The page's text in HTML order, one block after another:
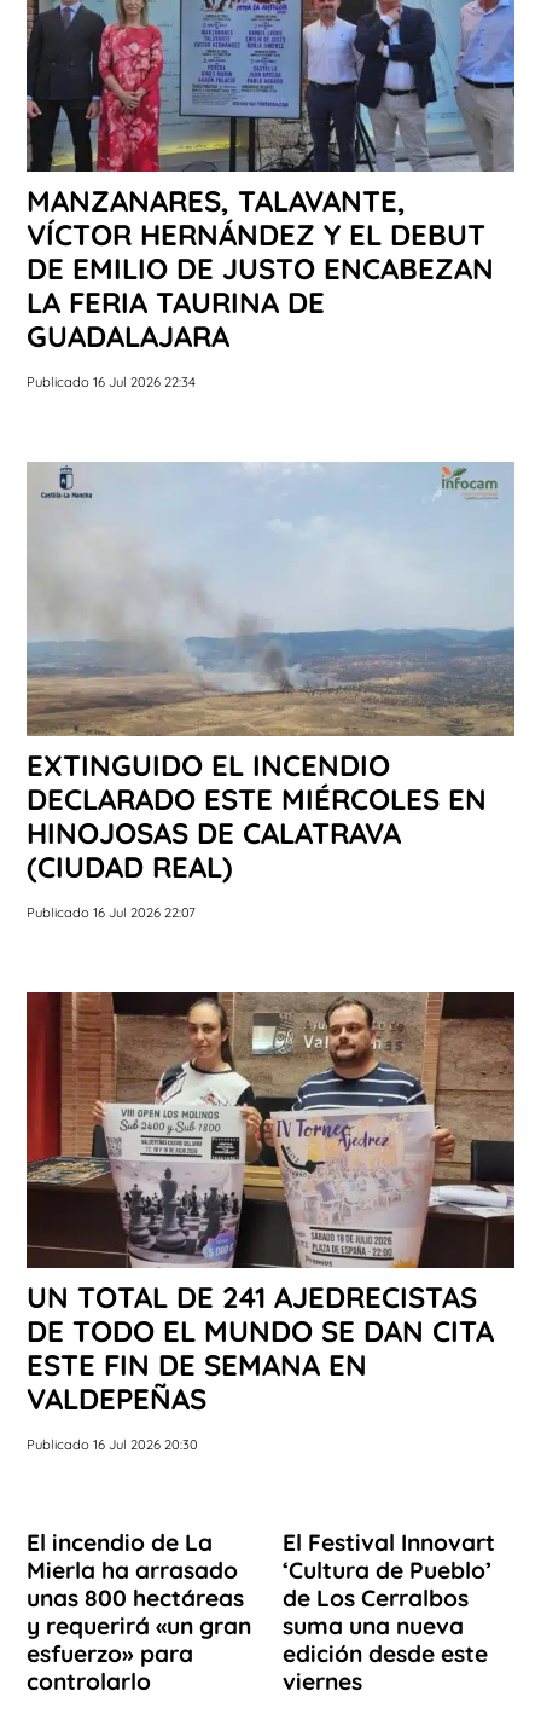
MANZANARES, TALAVANTE,
VÍCTOR HERNÁNDEZ Y EL DEBUT
DE EMILIO DE JUSTO ENCABEZAN
LA FERIA TAURINA DE
GUADALAJARA
Publicado 16 Jul 2026 22:34
EXTINGUIDO EL INCENDIO
DECLARADO ESTE MIÉRCOLES EN
HINOJOSAS DE CALATRAVA
(CIUDAD REAL)
Publicado 16 Jul 2026 22:07
UN TOTAL DE 241 AJEDRECISTAS
DE TODO EL MUNDO SE DAN CITA
ESTE FIN DE SEMANA EN
VALDEPEÑAS
Publicado 16 Jul 2026 20:30
El incendio de La
Mierla ha arrasado
unas 800 hectáreas
y requerirá «un gran
esfuerzo» para
controlarlo
El Festival Innovart
‘Cultura de Pueblo’
de Los Cerralbos
suma una nueva
edición desde este
viernes